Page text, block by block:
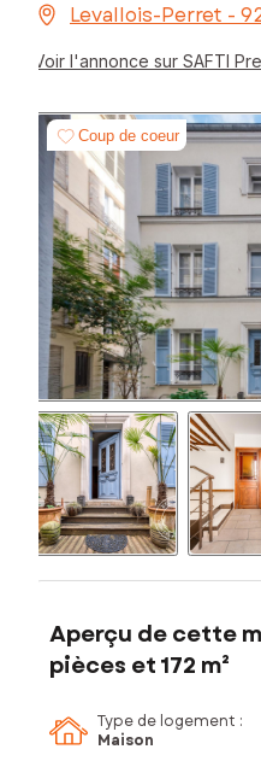
Levallois-Perret -
Voir l'annonce sur SAFTI
Coup de coeur
Aperçu de cette
pièces et 172 m²
Type de logement :
Maison